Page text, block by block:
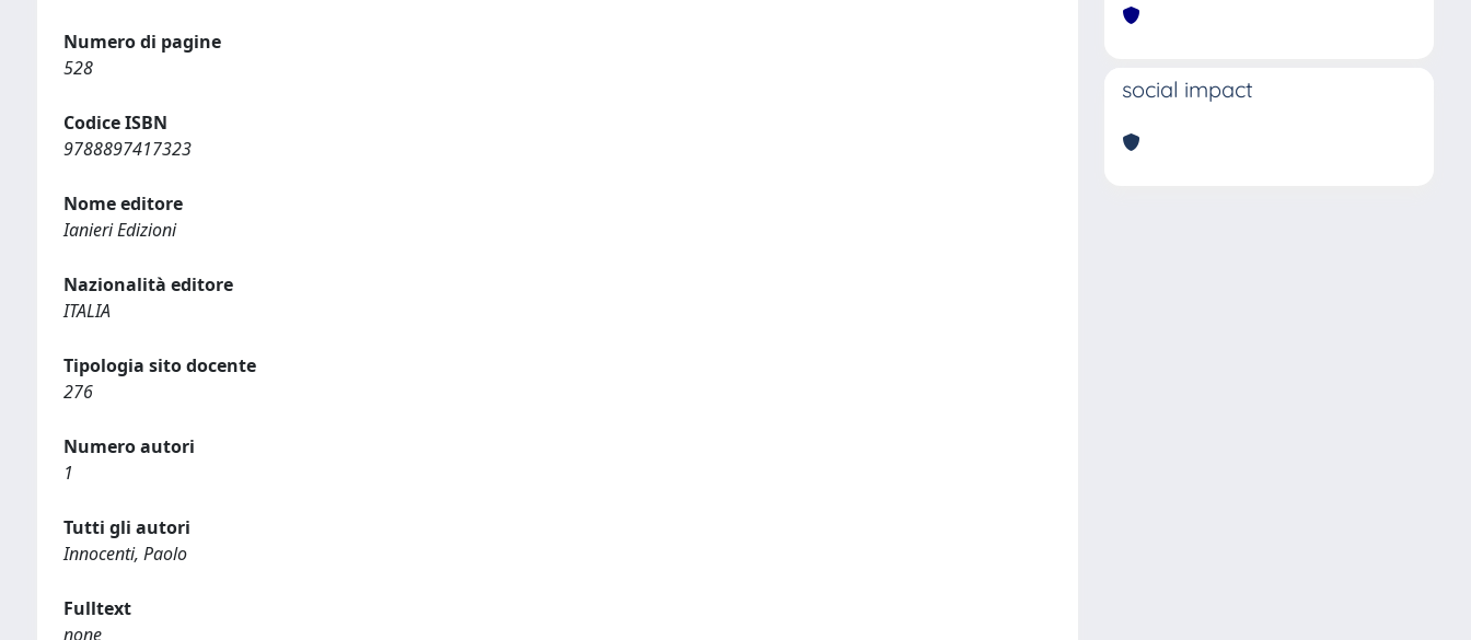
Numero di pagine
528
Codice ISBN
9788897417323
Nome editore
Ianieri Edizioni
Nazionalità editore
ITALIA
Tipologia sito docente
276
Numero autori
1
Tutti gli autori
Innocenti, Paolo
Fulltext
none
social impact